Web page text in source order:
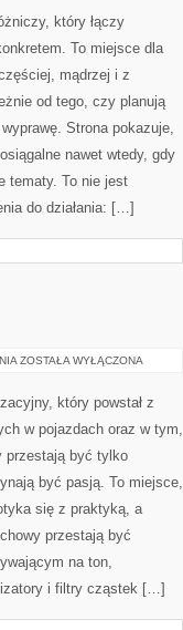
SŁOWENIAktóry łączy
To miejsce dla
mądrzej i z
od tego, czy planują
Strona pokazuje,
nawet wtedy, gdy
tematy. To nie jest
do działania: […]
INSTALACJE
ICH
TUNING
ZOSTAŁA WYŁĄCZONA
który powstał z
w pojazdach oraz w tym,
przestają być tylko
być pasją. To miejsce,
się z praktyką, a
przestają być
na ton,
i filtry cząstek […]